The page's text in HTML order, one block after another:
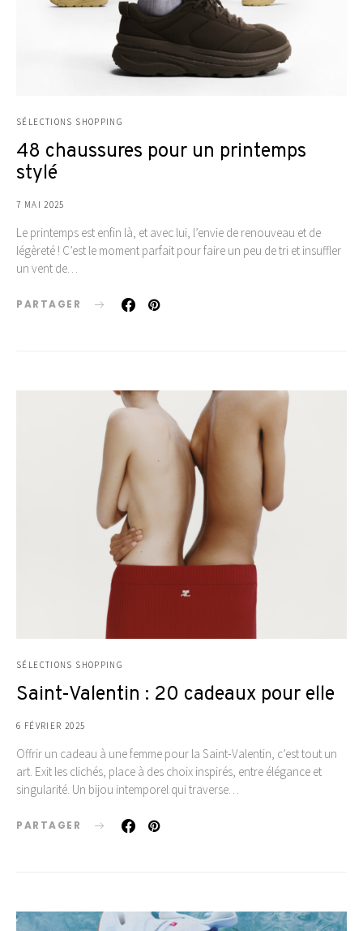
SÉLECTIONS SHOPPING
48 chaussures pour un printemps
stylé
7 MAI 2025
Le printemps est enfin là, et avec lui, l’envie de renouveau et de
légèreté ! C’est le moment parfait pour faire un peu de tri et insuffler
un vent de…
PARTAGER
SÉLECTIONS SHOPPING
Saint-Valentin : 20 cadeaux pour elle
6 FÉVRIER 2025
Offrir un cadeau à une femme pour la Saint-Valentin, c’est tout un
art. Exit les clichés, place à des choix inspirés, entre élégance et
singularité. Un bijou intemporel qui traverse…
PARTAGER